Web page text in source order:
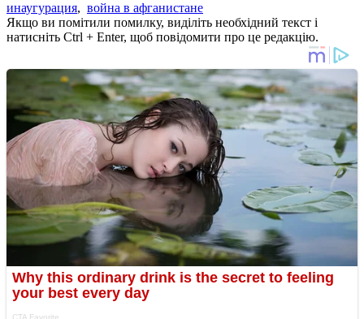
инаугурация, война в афганистане
Якщо ви помітили помилку, виділіть необхідний текст і
натисніть Ctrl + Enter, щоб повідомити про це редакцію.